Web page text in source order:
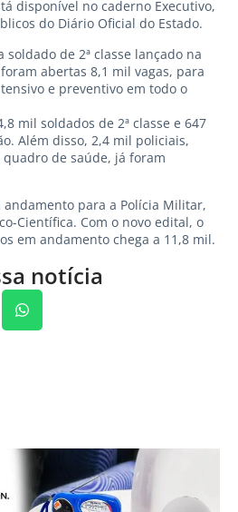
disponível no caderno Executivo,
do Diário Oficial do Estado.
de 2ª classe lançado na
abertas 8,1 mil vagas, para
e preventivo em todo o
mil soldados de 2ª classe e 647
Além disso, 2,4 mil policiais,
de saúde, já foram
andamento para a Polícia Militar,
Científica. Com o novo edital, o
em andamento chega a 11,8 mil.
notícia